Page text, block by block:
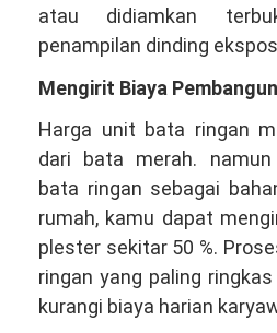
atau didiamkan
penampilan dinding
Mengirit Biaya
Harga unit bata ringan
dari bata merah. namun
bata ringan sebagai
rumah, kamu dapat
plester sekitar 50 %.
ringan yang paling
kurangi biaya harian